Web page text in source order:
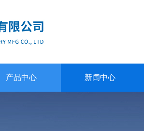
产品中心 新闻中心